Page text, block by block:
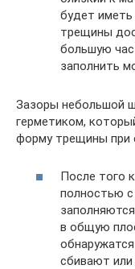
будет
трещины
большую
заполнить
Зазоры небольшой
герметиком,
форму трещины при
После того
полностью
в общую
сбивают